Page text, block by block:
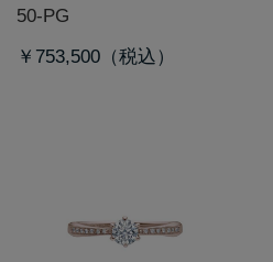
50-PG
￥753,500